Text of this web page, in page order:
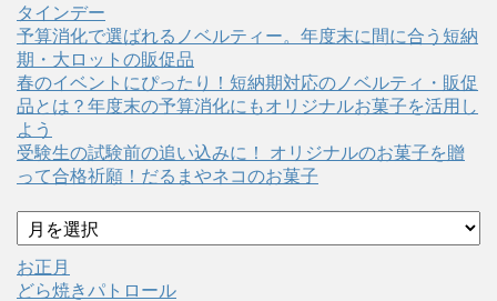
タインデー
予算消化で選ばれるノベルティー。年度末に間に合う短納
期・大ロットの販促品
春のイベントにぴったり！短納期対応のノベルティ・販促
品とは？年度末の予算消化にもオリジナルお菓子を活用し
よう
受験生の試験前の追い込みに！ オリジナルのお菓子を贈
って合格祈願！だるまやネコのお菓子
ア
ー
カ
イ
お正月
どら焼きパトロール